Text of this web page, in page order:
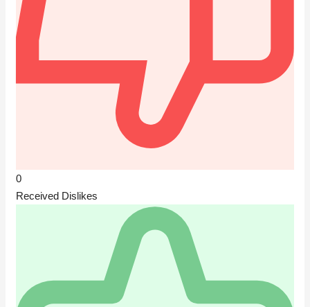
0
Received Dislikes